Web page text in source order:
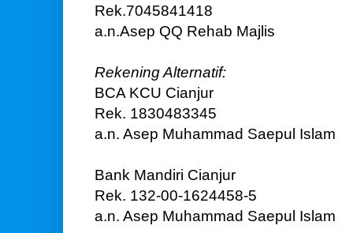
Rek.7045841418
a.n.Asep QQ Rehab Majlis
Rekening Alternatif:
BCA KCU Cianjur
Rek. 1830483345
a.n. Asep Muhammad Saepul Islam
Bank Mandiri Cianjur
Rek. 132-00-1624458-5
a.n. Asep Muhammad Saepul Islam